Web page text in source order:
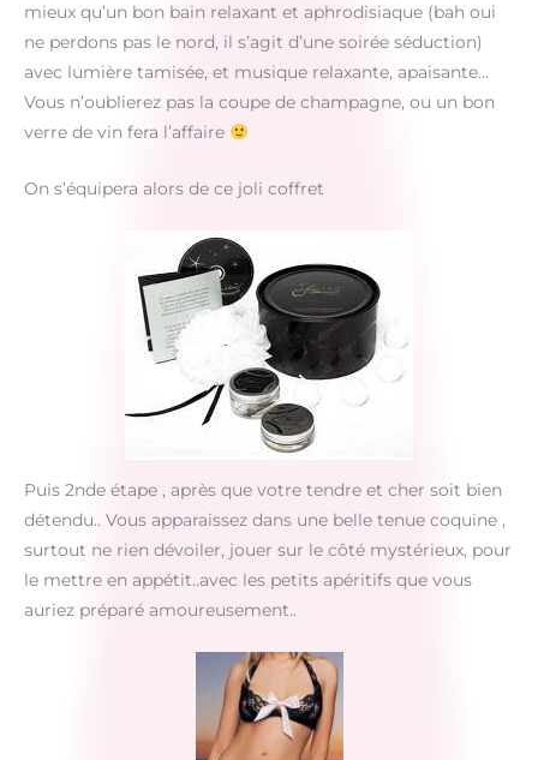
mieux qu’un bon bain relaxant et aphrodisiaque (bah oui
ne perdons pas le nord, il s’agit d’une soirée séduction)
avec lumière tamisée, et musique relaxante, apaisante…
Vous n’oublierez pas la coupe de champagne, ou un bon
verre de vin fera l’affaire
On s’équipera alors de ce joli coffret
Puis 2nde étape , après que votre tendre et cher soit bien
détendu.. Vous apparaissez dans une belle tenue coquine ,
surtout ne rien dévoiler, jouer sur le côté mystérieux, pour
le mettre en appétit..avec les petits apéritifs que vous
auriez préparé amoureusement..